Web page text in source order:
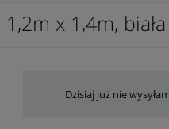
x 1,4m, biała
Dzisiaj już nie